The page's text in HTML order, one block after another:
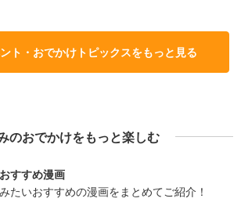
ト・おでかけトピックスをもっと見る
のおでかけをもっと楽しむ
すすめ漫画
たいおすすめの漫画をまとめてご紹介！